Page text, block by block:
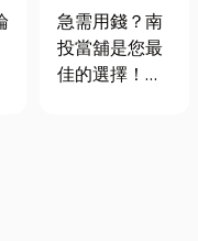
找精選南投當
舖推薦快速撥
款，當舖借款
急需用錢？南
投當舖是您最
佳的選擇！比